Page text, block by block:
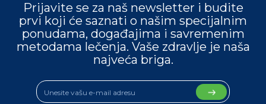
Prijavite se za naš newsletter i budite
prvi koji će saznati o našim specijalnim
ponudama, događajima i savremenim
metodama lečenja. Vaše zdravlje je naša
najveća briga.